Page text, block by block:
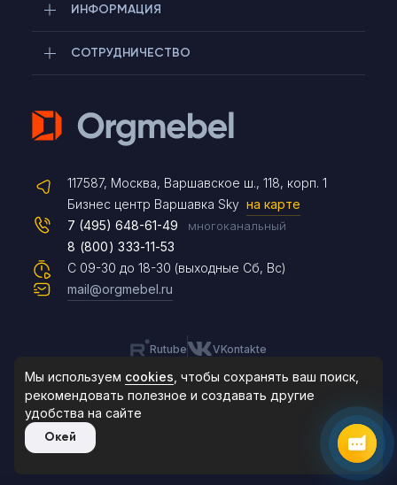
ИНФОРМАЦИЯ
СОТРУДНИЧЕСТВО
117587, Москва, Варшавское ш., 118, корп. 1
Бизнес центр Варшавка Sky на карте
С 09-30 до 18-30 (выходные Сб, Вс)
7 (495) 648-61-49 многоканальный
8 (800) 333-11-53
mail@orgmebel.ru
Rutube VKontakte
Продажа офисной мебели.
Все права защищены.
Telegram
Max
Чат на сайте
8 (495) 183-47-87
По будням с 09:30 до 18:30
Мы используем cookies , чтобы сохранять ваш поиск,
рекомендовать полезное и создавать другие
удобства на сайте
Окей